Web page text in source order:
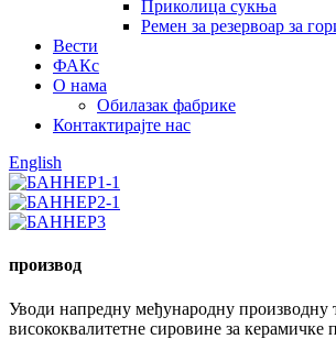
Приколица сукња
Ремен за резервоар за
Вести
ФАКс
О нама
Обилазак фабрике
Контактирајте нас
English
производ
Уводи напредну међународну производну
висококвалитетне сировине за керамичке